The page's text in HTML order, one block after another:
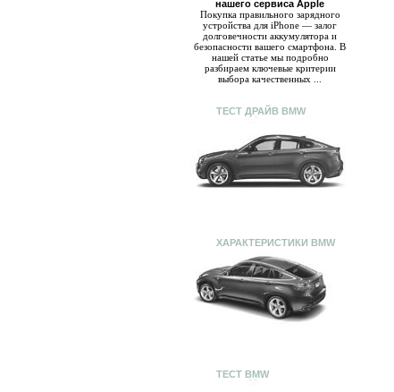
нашего сервиса Apple
Покупка правильного зарядного
устройства для iPhone — залог
долговечности аккумулятора и
безопасности вашего смартфона. В
нашей статье мы подробно
разбираем ключевые критерии
выбора качественных ...
ТЕСТ ДРАЙВ BMW
ХАРАКТЕРИСТИКИ BMW
ТЕСТ BMW